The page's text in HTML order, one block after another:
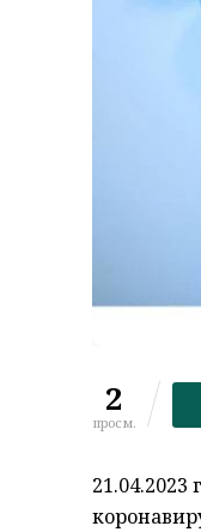
2
просм.